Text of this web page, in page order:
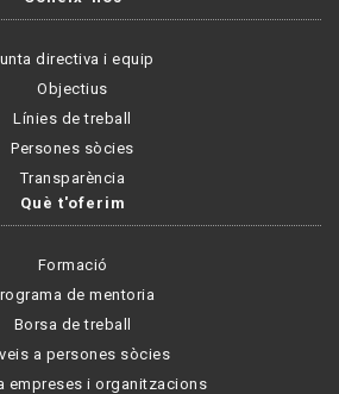
directiva i equip
Objectius
Línies de treball
Persones sòcies
Transparència
Què t'oferim
Formació
de mentoria
Borsa de treball
a persones sòcies
empreses i organitzacions